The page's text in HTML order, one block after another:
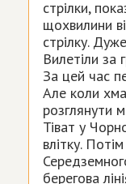
стрілки,
щохвилини
стрілку.
Вилетіли за
За цей час
Але коли
розглянути
Тіват у
влітку.
берегова